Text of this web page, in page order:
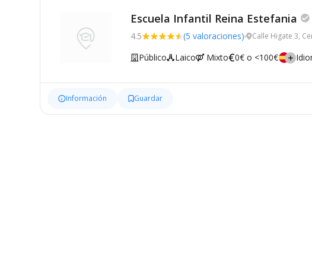
Escuela Infantil Reina Estefania
4.5 (5 valoraciones) Calle Higate 3,
Público Laico Mixto 0€ o <100€
Información Guardar